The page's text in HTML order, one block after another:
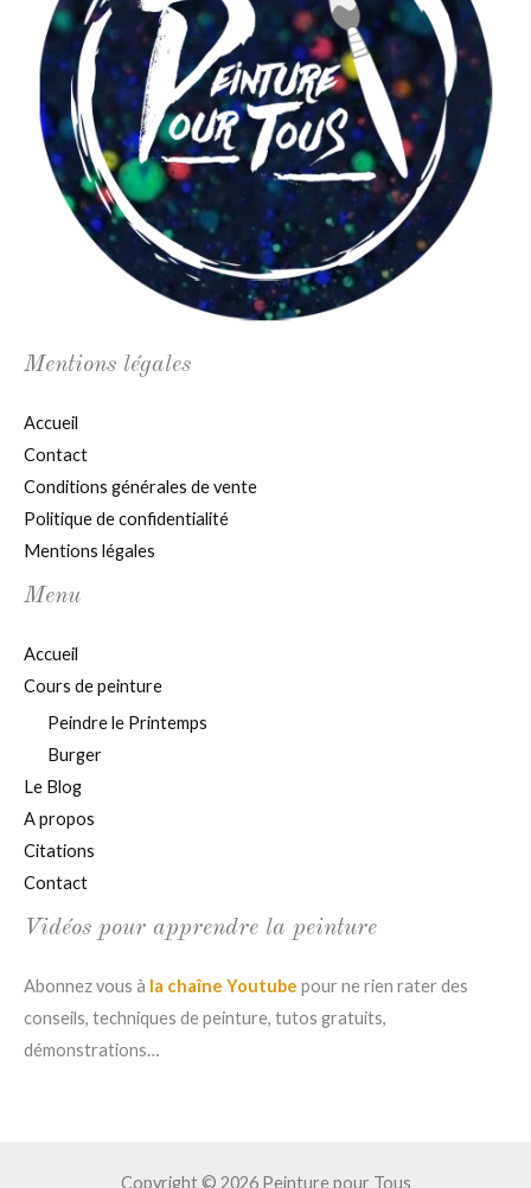
Mentions légales
Accueil
Contact
Conditions générales de vente
Politique de confidentialité
Mentions légales
Menu
Accueil
Cours de peinture
Peindre le Printemps
Burger
Le Blog
A propos
Citations
Contact
Vidéos pour apprendre la peinture
Abonnez vous à la chaîne Youtube pour ne rien rater des
conseils, techniques de peinture, tutos gratuits,
démonstrations…
Copyright © 2026 Peinture pour Tous